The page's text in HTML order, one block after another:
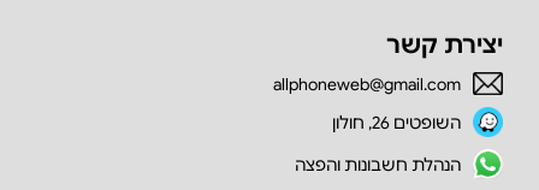
יצירת קשר
allphoneweb@gmail.com
השופטים 26, חולון
הנהלת חשבונות והפצה